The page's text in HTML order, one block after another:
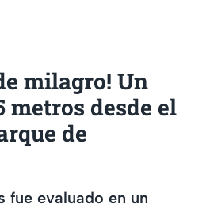
milagro! Un
metros desde el
de
fue evaluado en un